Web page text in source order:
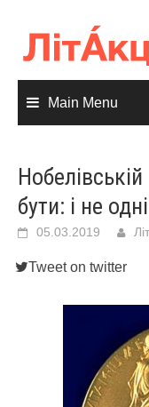
content
Main Menu
Нобелівській
бути: і не
05.03.2019
Tweet on twitter